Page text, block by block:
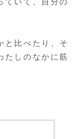
ていて、自分の
と比べたり、そ
たしのなかに筋